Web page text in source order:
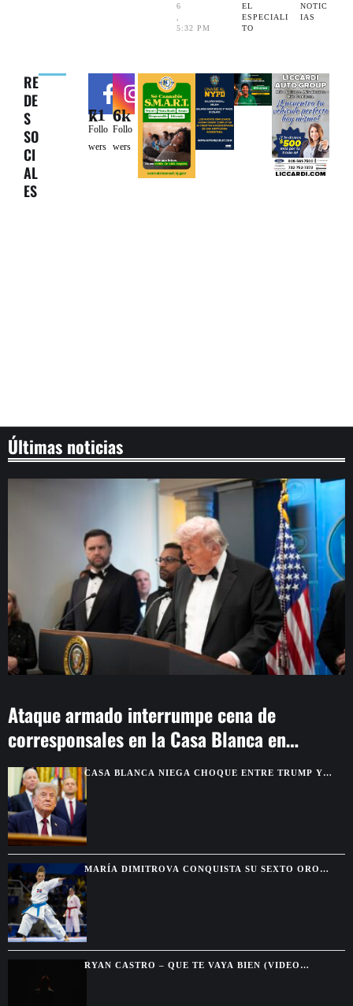
6
,
5:32 PM
EL
ESPECIALI
TO
NOTIC
IAS
RE
DE
S
SO
CI
AL
ES
71k
Follo
wers
6.6k
Follo
wers
Últimas noticias
Ataque armado interrumpe cena de
corresponsales en la Casa Blanca en
WashingtonCASA BLANCA NIEGA CHOQUE ENTRE TRUMP Y
HEGSETH POR RESERVAS DE MUNICIONES
MARÍA DIMITROVA CONQUISTA SU SEXTO ORO
CONSECUTIVO Y SE DESPIDE DEL KATA INDIVIDUAL
RYAN CASTRO – QUE TE VAYA BIEN (VIDEO